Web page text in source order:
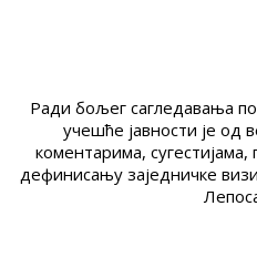
Ради бољег сагледавања
учешће јавности је од
коментарима,
дефинисању заједничке